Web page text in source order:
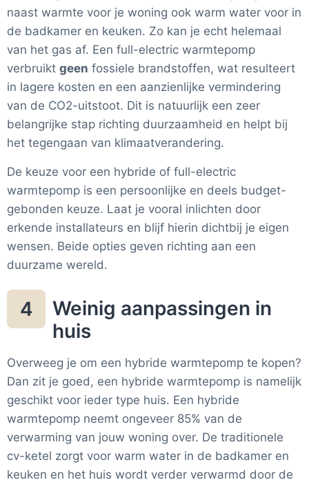
naast warmte voor je woning ook warm water voor in
de badkamer en keuken. Zo kan je echt helemaal
van het gas af. Een full-electric warmtepomp
verbruikt geen fossiele brandstoffen, wat resulteert
in lagere kosten en een aanzienlijke vermindering
van de CO2-uitstoot. Dit is natuurlijk een zeer
belangrijke stap richting duurzaamheid en helpt bij
het tegengaan van klimaatverandering.
De keuze voor een hybride of full-electric
warmtepomp is een persoonlijke en deels budget-
gebonden keuze. Laat je vooral inlichten door
erkende installateurs en blijf hierin dichtbij je eigen
wensen. Beide opties geven richting aan een
duurzame wereld.
4
Weinig aanpassingen in
huis
Overweeg je om een hybride warmtepomp te kopen?
Dan zit je goed, een hybride warmtepomp is namelijk
geschikt voor ieder type huis. Een hybride
warmtepomp neemt ongeveer 85% van de
verwarming van jouw woning over. De traditionele
cv-ketel zorgt voor warm water in de badkamer en
keuken en het huis wordt verder verwarmd door de